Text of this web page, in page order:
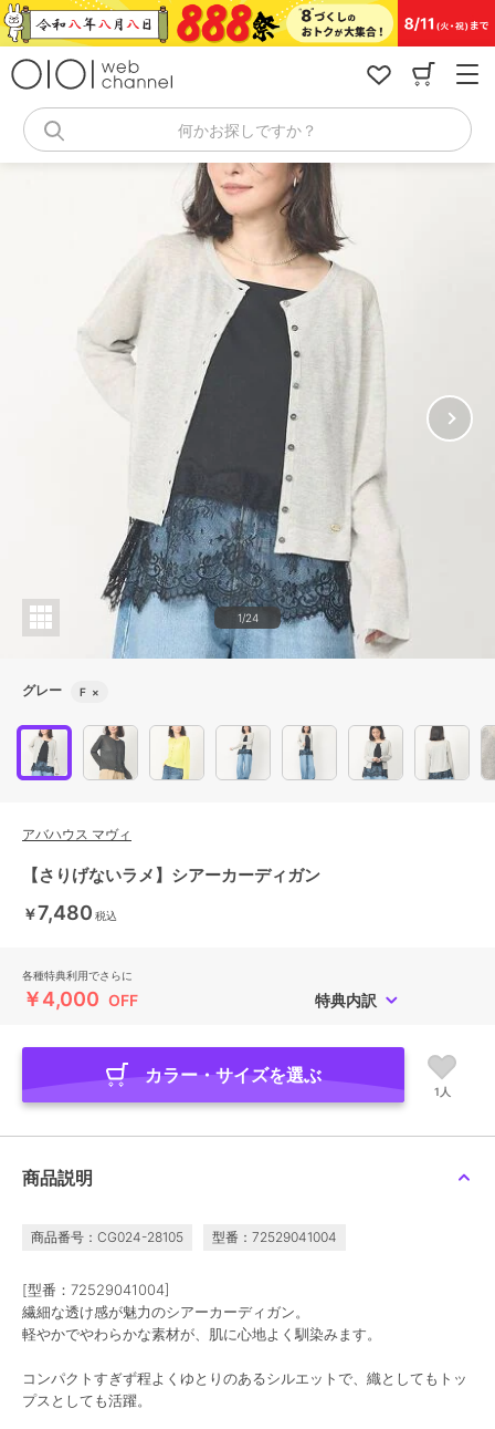
コ
ン
キ
何かお探しですか？
1/24
グレー F ×
アバハウス マヴィ
【さりげないラメ】シアーカーディガン
￥7,480 税込
各種特典利用でさらに
￥4,000 OFF 特典内訳
カラー・サイズを選ぶ
1人
商品説明
商品番号：CG024-28105 型番：72529041004
[型番：72529041004]
繊細な透け感が魅力のシアーカーディガン。
軽やかでやわらかな素材が、肌に心地よく馴染みます。
コンパクトすぎず程よくゆとりのあるシルエットで、織としてもトッ
プスとしても活躍。